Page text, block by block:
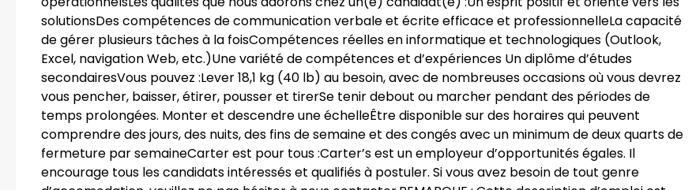
solutionsDes compétences de communication verbale et écrite efficace et professionnelleLa capacité
de gérer plusieurs tâches à la foisCompétences réelles en informatique et technologiques (Outlook,
Excel, navigation Web, etc.)Une variété de compétences et d’expériences Un diplôme d’études
secondairesVous pouvez :Lever 18,1 kg (40 lb) au besoin, avec de nombreuses occasions où vous devrez
vous pencher, baisser, étirer, pousser et tirerSe tenir debout ou marcher pendant des périodes de
temps prolongées. Monter et descendre une échelleÊtre disponible sur des horaires qui peuvent
comprendre des jours, des nuits, des fins de semaine et des congés avec un minimum de deux quarts de
fermeture par semaineCarter est pour tous :Carter’s est un employeur d’opportunités égales. Il
encourage tous les candidats intéressés et qualifiés à postuler. Si vous avez besoin de tout genre